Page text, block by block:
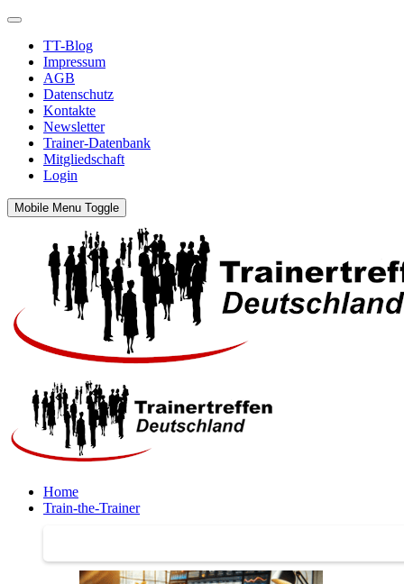
TT-Blog
Impressum
AGB
Datenschutz
Kontakte
Newsletter
Trainer-Datenbank
Mitgliedschaft
Login
Mobile Menu Toggle
Home
Train-the-Trainer